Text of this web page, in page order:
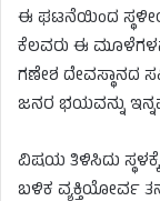
ಈ ಘಟನೆಯಿಂದ
ಕೆಲವರು ಈ
ಗಣೇಶ ದೇವಸ್ಥಾನದ
ಜನರ ಭಯವನ್ನು
ವಿಷಯ ತಿಳಿಸಿದು
ಬಳಿಕ ವ್ಯಕ್ತಿಯೋರ್ವ